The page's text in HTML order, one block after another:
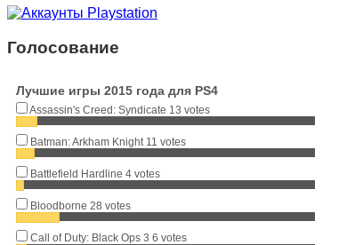
Голосование
Лучшие игры 2015 года для PS4
Assassin's Creed: Syndicate 13 votes
Batman: Arkham Knight 11 votes
Battlefield Hardline 4 votes
Bloodborne 28 votes
Call of Duty: Black Ops 3 6 votes